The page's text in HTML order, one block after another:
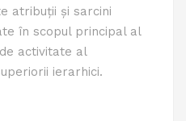
atribuții și sarcini
în scopul principal al
activitate al
ierarhici.